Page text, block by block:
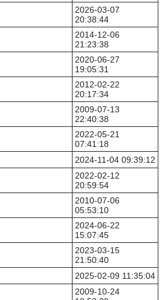
2026-03-07
20:38:44
2014-12-06
21:23:38
2020-06-27
19:05:31
2012-02-22
20:17:34
2009-07-13
22:40:38
2022-05-21
07:41:18
2024-11-04 09:39:12
2022-02-12
20:59:54
2010-07-06
05:53:10
2024-06-22
15:07:45
2023-03-15
21:50:40
2025-02-09 11:35:04
2009-10-24